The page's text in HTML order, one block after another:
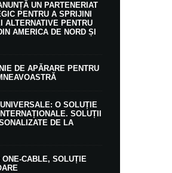
UN PARTENERIAT
PENTRU A SPRIJINI
ALTERNATIVE PENTRU
AMERICA DE NORD ȘI
DE APĂRARE PENTRU
O SOLUȚIE
SOLUȚII
DE LA
CABLE, SOLUȚIE